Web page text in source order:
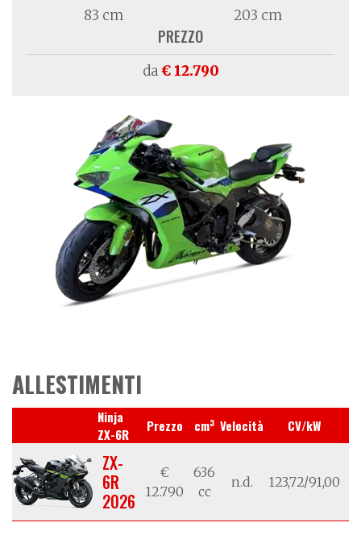
83 cm 203 cm
PREZZO
da€ 12.790
ALLESTIMENTI
Ninja
ZX-6R
Prezzo cm3 Velocità CV/kW
ZX-
6R
2026
€
12.790
636
cc
n.d. 123,72/91,00